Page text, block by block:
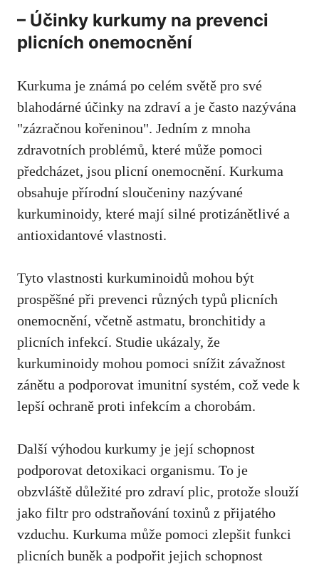
– Účinky ​kurkumy na prevenci
plicních onemocnění
Kurkuma je známá po celém ​světě ‍pro své
blahodárné účinky na zdraví a je často nazývána
"zázračnou kořeninou". ​Jedním ‌z mnoha
zdravotních problémů, které může pomoci
předcházet, ‍jsou plicní onemocnění. Kurkuma
obsahuje přírodní sloučeniny⁣ nazývané​
kurkuminoidy, které mají silné protizánětlivé a
antioxidantové vlastnosti.
Tyto vlastnosti kurkuminoidů mohou být
prospěšné při prevenci různých typů plicních
onemocnění,⁤ včetně astmatu, bronchitidy a
plicních infekcí. ‍Studie ukázaly,‍ že
kurkuminoidy mohou⁤ pomoci snížit⁢ závažnost
⁤zánětu a podporovat imunitní systém, což vede k
lepší ochraně proti infekcím a‌ chorobám.
Další výhodou kurkumy je ⁣její schopnost
podporovat ‌detoxikaci organismu.⁤ To je
obzvláště důležité pro zdraví plic, protože slouží
jako filtr pro odstraňování toxinů z⁤ přijatého
vzduchu. Kurkuma může pomoci zlepšit funkci
plicních buněk a podpořit jejich schopnost